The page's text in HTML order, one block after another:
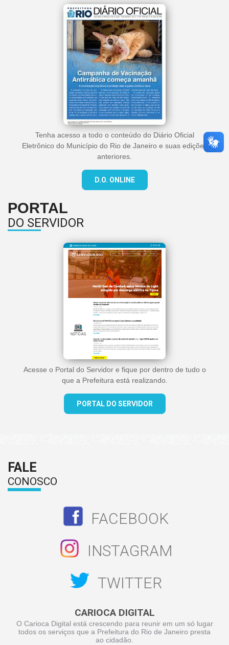
Tenha acesso a todo o conteúdo do Diário Oficial
Eletrônico do Município do Rio de Janeiro e suas edições
anteriores.
D.O. ONLINE
PORTAL
DO SERVIDOR
Acesse o Portal do Servidor e fique por dentro de tudo o
que a Prefeitura está realizando.
PORTAL DO SERVIDOR
FALE
CONOSCO
FACEBOOK
INSTAGRAM
TWITTER
CARIOCA DIGITAL
O Carioca Digital está crescendo para reunir em um só lugar
todos os serviços que a Prefeitura do Rio de Janeiro presta
ao cidadão.